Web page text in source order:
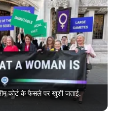
कोर्ट के फैसले पर खुशी जताई.